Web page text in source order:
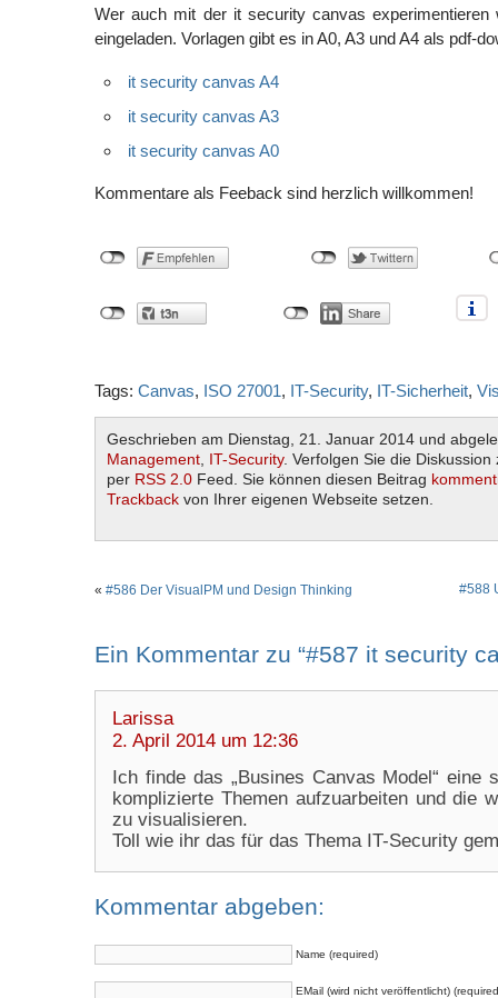
Wer auch mit der it security canvas experimentieren
eingeladen. Vorlagen gibt es in A0, A3 und A4 als pdf-
it security canvas A4
it security canvas A3
it security canvas A0
Kommentare als Feeback sind herzlich willkommen!
Tags: Canvas, ISO 27001, IT-Security, IT-Sicherheit,
Geschrieben am Dienstag, 21. Januar 2014 und
Management IT-Security. Verfolgen Sie die
per RSS 2.0 Feed. Sie können diesen Beitrag
Trackback von Ihrer eigenen Webseite setzen.
« #586 Der VisualPM und Design Thinking #588
Ein Kommentar zu “#587 it security
Larissa
2. April 2014 um 12:36
Ich finde das „Busines Canvas Model“ eine
komplizierte Themen aufzuarbeiten und die
zu visualisieren.
Toll wie ihr das für das Thema IT-Security
Kommentar abgeben:
Name (required)
EMail (wird nicht veröffentlicht)